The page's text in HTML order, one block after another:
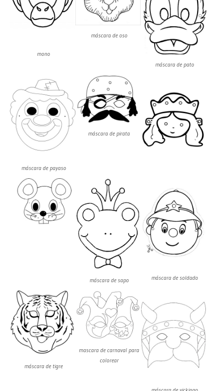
mono
máscara de oso
máscara de pato
máscara de payaso
máscara de pirata
máscara de sapo máscara de soldado
máscara de tigre
mascara de carnaval para
colorear